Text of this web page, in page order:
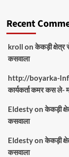
Recent
kroll onकेकड़ी क्षेत्र
कसवाला
http://boyarka-
कार्यकर्ता कमर कस ले-
Eldestyonकेकड़ी
कसवाला
Eldestyonकेकड़ी
कसवाला